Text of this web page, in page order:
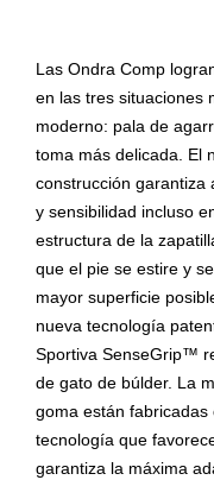
Las Ondra Comp
en las tres situaciones
moderno: pala de
toma más delicada. El
construcción garantiza
y sensibilidad incluso
estructura de la
que el pie se estire y
mayor superficie
nueva tecnología
Sportiva SenseGrip™
de gato de búlder. La
goma están fabricadas
tecnología que
garantiza la máxima